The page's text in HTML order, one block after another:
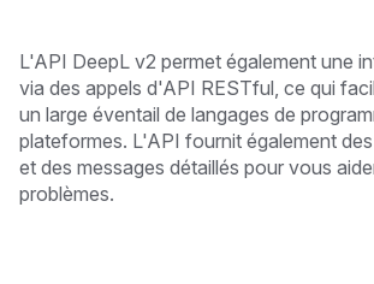
L'API DeepL v2 permet également une
via des appels d'API RESTful, ce qui
un large éventail de langages de
plateformes. L'API fournit également
et des messages détaillés pour vous
problèmes.